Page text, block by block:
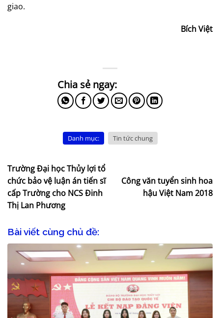
giao.
Bích Việt
Danh mục: Tin tức chung
Trường Đại học Thủy lợi tổ
chức bảo vệ luận án tiến sĩ
cấp Trường cho NCS Đinh
Thị Lan Phương
Công văn tuyển sinh hoa
hậu Việt Nam 2018
Bài viết cùng chủ đề: